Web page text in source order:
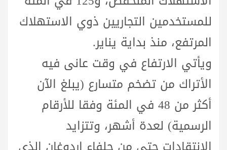
للمستخدمين التجاريين ذوي الاستهلاك
المرتفع، منذ بداية يناير.
ويأتي الارتفاع في وقت عانى فيه
الأتراك من تضخم متسارع (يبلغ الآن
أكثر من 48 في المئة وفقا للأرقام
الرسمية) لعدة أشهر، وتتزايد